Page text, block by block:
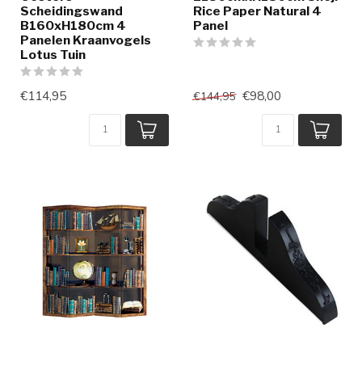
Scheidingswand
B160xH180cm 4
Panelen Kraanvogels
Lotus Tuin
€114,95
Rice Paper Natural 4
Panel
€144,95 €98,00